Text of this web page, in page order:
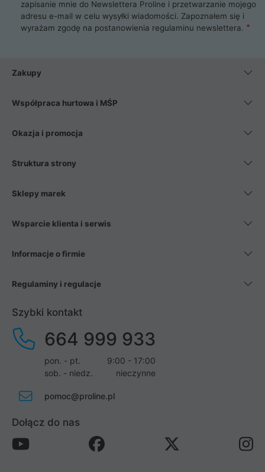
najlepszy zasilacz komputerowy oraz obudowę do komputera.
Poza komputerami mamy również najlepsze na rynku
Smartfony takich producentów jak Xiaomi, Apple, Samsung i
wentylatory. Na koniec mając już to wszystko, możesz
zapisanie mnie do Newslettera Proline i przetwarzanie mojego
adresu e-mail w celu wysyłki wiadomości. Zapoznałem się i
wyrażam zgodę na postanowienia regulaminu newslettera.
Zakupy
Współpraca hurtowa i MŚP
Okazja i promocja
Struktura strony
Sklepy marek
Wsparcie klienta i serwis
Informacje o firmie
Regulaminy i regulacje
Szybki kontakt
664 999 933
pon. - pt.
9:00 - 17:00
sob. - niedz.
nieczynne
pomoc@proline.pl
Dołącz do nas